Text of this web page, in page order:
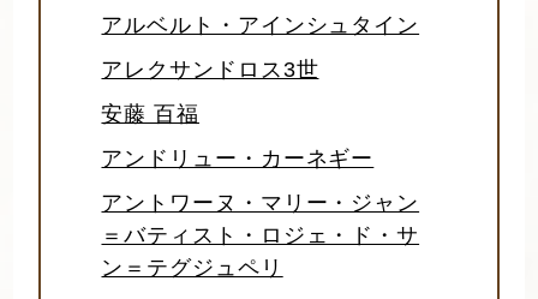
アルベルト・アインシュタイン
アレクサンドロス3世
安藤 百福
アンドリュー・カーネギー
アントワーヌ・マリー・ジャン
＝バティスト・ロジェ・ド・サ
ン＝テグジュペリ